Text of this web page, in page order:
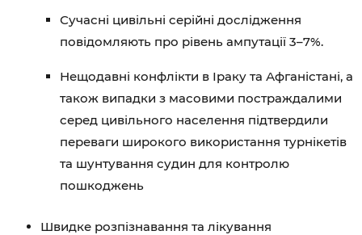
Сучасні цивільні серійні дослідження
повідомляють про рівень ампутації 3–7%.
Нещодавні конфлікти в Іраку та Афганістані, а
також випадки з масовими постраждалими
серед цивільного населення підтвердили
переваги широкого використання турнікетів
та шунтування судин для контролю
пошкоджень
Швидке розпізнавання та лікування